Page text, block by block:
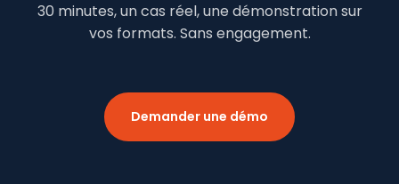
30 minutes, un cas réel, une démonstration sur
vos formats. Sans engagement.
Demander une démo